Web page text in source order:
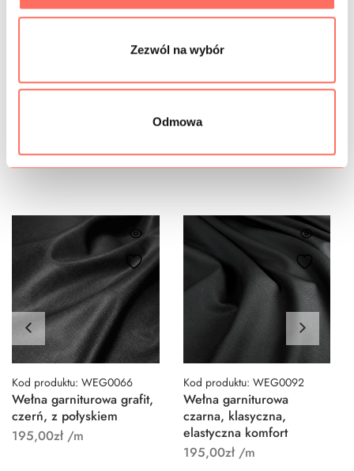
Zezwól na wybór
Odmowa
GRAMATURA
Podobne produkty
Kod produktu: WEG0066
Wełna garniturowa grafit,
czerń, z połyskiem
195,00zł/m
Kod produktu: WEG0092
Wełna garniturowa
czarna, klasyczna,
elastyczna komfort
195,00zł/m